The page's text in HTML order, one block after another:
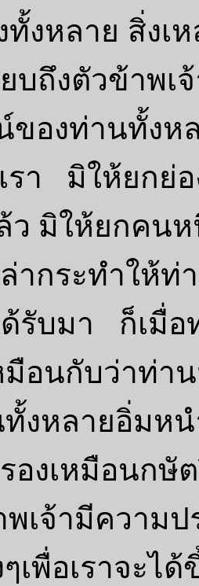
ทั้งหลาย สิ่งเ
ทียบถึงตัวข้
ของท่านทั้งห
รา มิให้ยกย่
ว มิให้ยกคน
ล่ากระทำให้
รับมา ก็เมื่อ
มือนกับว่าท่า
งหลายอิ่มห
องเหมือนกษั
เจ้ามีความป
ๆเพื่อเราจะไ